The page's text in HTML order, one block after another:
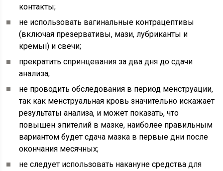
контакты;
не использовать вагинальные контрацептивы
(включая презервативы, мази, лубриканты и
кремыі) и свечи;
прекратить спринцевания за два дня до сдачи
анализа;
не проводить обследования в период менструации,
так как менструальная кровь значительно искажает
результаты анализа, и может показать, что
повышен эпителий в мазке, наиболее правильным
вариантом будет сдача мазка в первые дни после
окончания месячных;
не следует использовать накануне средства для